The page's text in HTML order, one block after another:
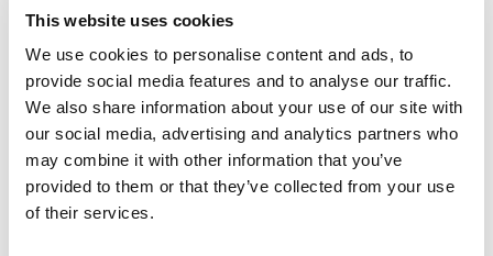
This website uses cookies
We use cookies to personalise content and ads, to
provide social media features and to analyse our traffic.
We also share information about your use of our site with
our social media, advertising and analytics partners who
may combine it with other information that you’ve
provided to them or that they’ve collected from your use
of their services.